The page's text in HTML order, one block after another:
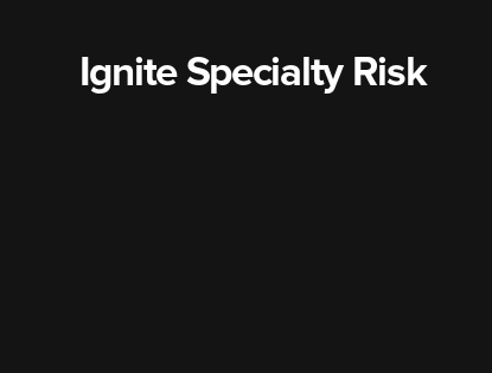
Ignite Specialty Risk